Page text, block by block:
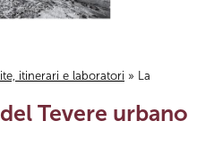
itinerari e laboratori » La
Tevere urbano